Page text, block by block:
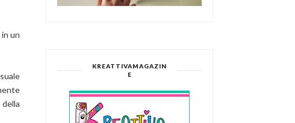
un
KREATTIVAMAGAZIN
E